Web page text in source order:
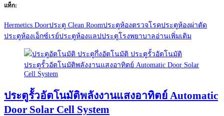
แท็ก:
Hermetics Doorประตู Clean Roomประตูห้องตรวจโรคประตูห้องผ่าตัด
ประตูห้องเอ็กซ์เรย์ประตูห้องแลปประตูโรงพยาบาลอ่านเพิ่มเติม
ประตูรั้วอัตโนมัติพลังงานแสงอาทิตย์ Automatic
Door Solar Cell System